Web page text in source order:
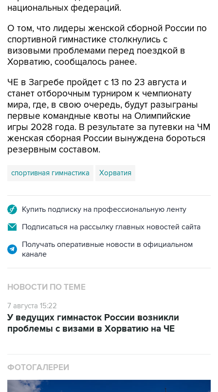
национальных федераций.
О том, что лидеры женской сборной России по
спортивной гимнастике столкнулись с
визовыми проблемами перед поездкой в
Хорватию, сообщалось ранее.
ЧЕ в Загребе пройдет с 13 по 23 августа и
станет отборочным турниром к чемпионату
мира, где, в свою очередь, будут разыграны
первые командные квоты на Олимпийские
игры 2028 года. В результате за путевки на ЧМ
женская сборная России вынуждена бороться
резервным составом.
спортивная гимнастика Хорватия
Купить подписку на профессиональную ленту
Подписаться на рассылку главных новостей сайта
Получать оперативные новости в официальном
канале
НОВОСТИ ПО ТЕМЕ
7 августа 15:22
У ведущих гимнасток России возникли
проблемы с визами в Хорватию на ЧЕ
ФОТОГАЛЕРЕИ